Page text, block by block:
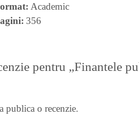
Academic
356
pentru „Finantele
publica o recenzie.